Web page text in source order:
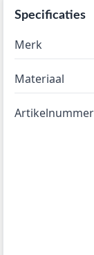
Specificaties
Merk
Materiaal